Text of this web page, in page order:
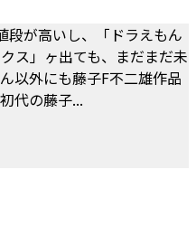
段が高いし、「ドラえもん
ス」ヶ出ても、まだまだ未
以外にも藤子F不二雄作品
代の藤子...